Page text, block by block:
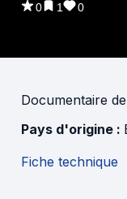
0 1 0
Documentaire de
Pays d'origine :
Fiche technique